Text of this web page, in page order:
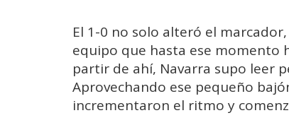
El 1-0 no solo alteró el
equipo que hasta ese momento
partir de ahí, Navarra supo leer
Aprovechando ese pequeño
incrementaron el ritmo y